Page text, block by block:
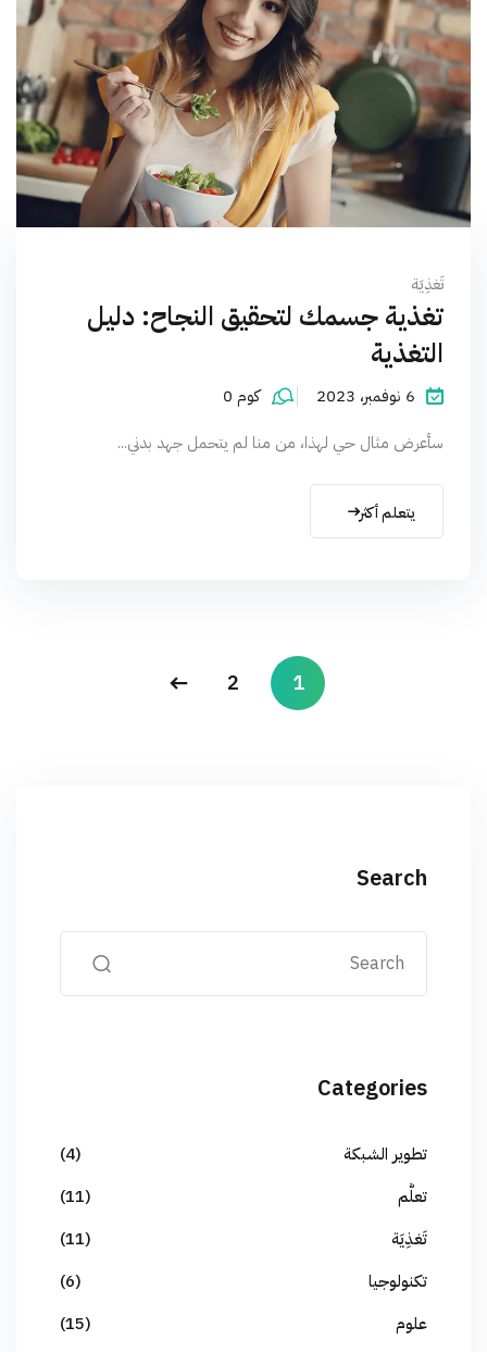
تَغذِيَة
تغذية جسمك لتحقيق النجاح: دليل
التغذية
6 نوفمبر، 2023
كوم 0
سأعرض مثال حي لهذا، من منا لم يتحمل جهد بدني...
يتعلم أكثر
1
2
Search
Categories
تطوير الشبكة
(4)
تعلُّم
(11)
تَغذِيَة
(11)
تكنولوجيا
(6)
علوم
(15)